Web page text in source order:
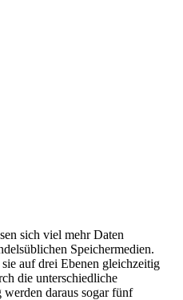
sich viel mehr Daten
Speichermedien.
auf drei Ebenen gleichzeitig
die unterschiedliche
daraus sogar fünf